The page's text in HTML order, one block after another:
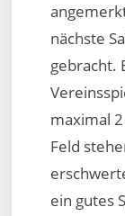
nächste
gebracht.
maximal
Feld
ein gutes